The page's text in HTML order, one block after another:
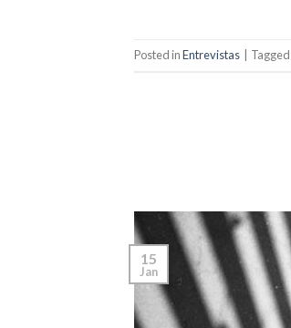
Posted inEntrevistas Tagged
15
Jan